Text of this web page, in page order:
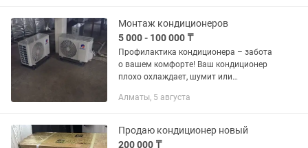
замена...
Монтаж кондиционеров
5 000 - 100 000 ₸
Профилактика кондиционера – забота
о вашем комфорте! Ваш кондиционер
плохо охлаждает, шумит или
Решение простое – регулярная
Чистку...
Алматы, 5 августа
Продаю кондиционер новый
200 000 ₸